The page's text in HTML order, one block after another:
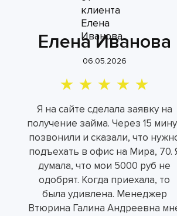
Елена Иванова
06.05.2026
Я на сайте сделала заявку на
получение займа. Через 15
позвонили и сказали, что
подъехать в офис на Мира, 70.
думала, что мои 5000 руб не
одобрят. Когда приехала, то
была удивлена. Менеджер
Втюрина Галина Андреевна